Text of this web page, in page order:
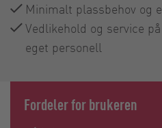
Minimalt plassbehov og
Vedlikehold og service
eget personell
Fordeler for brukeren